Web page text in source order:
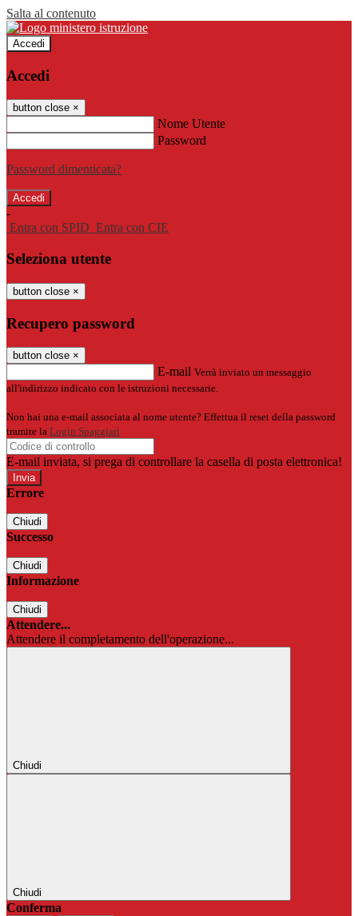
Salta al contenuto
Accedi
Accedi
button close ×
Nome Utente
Password
Password dimenticata?
-
Entra con SPID Entra con CIE
Seleziona utente
button close ×
Recupero password
button close ×
E-mail Verrà inviato un messaggio
all'indirizzo indicato con le istruzioni necessarie.
Non hai una e-mail associata al nome utente? Effettua il reset della password
tramite la Login Spaggiari
E-mail inviata, si prega di controllare la casella di posta elettronica!
Errore
Chiudi
Successo
Chiudi
Informazione
Chiudi
Attendere...
Attendere il completamento dell'operazione...
Chiudi
Chiudi
Conferma